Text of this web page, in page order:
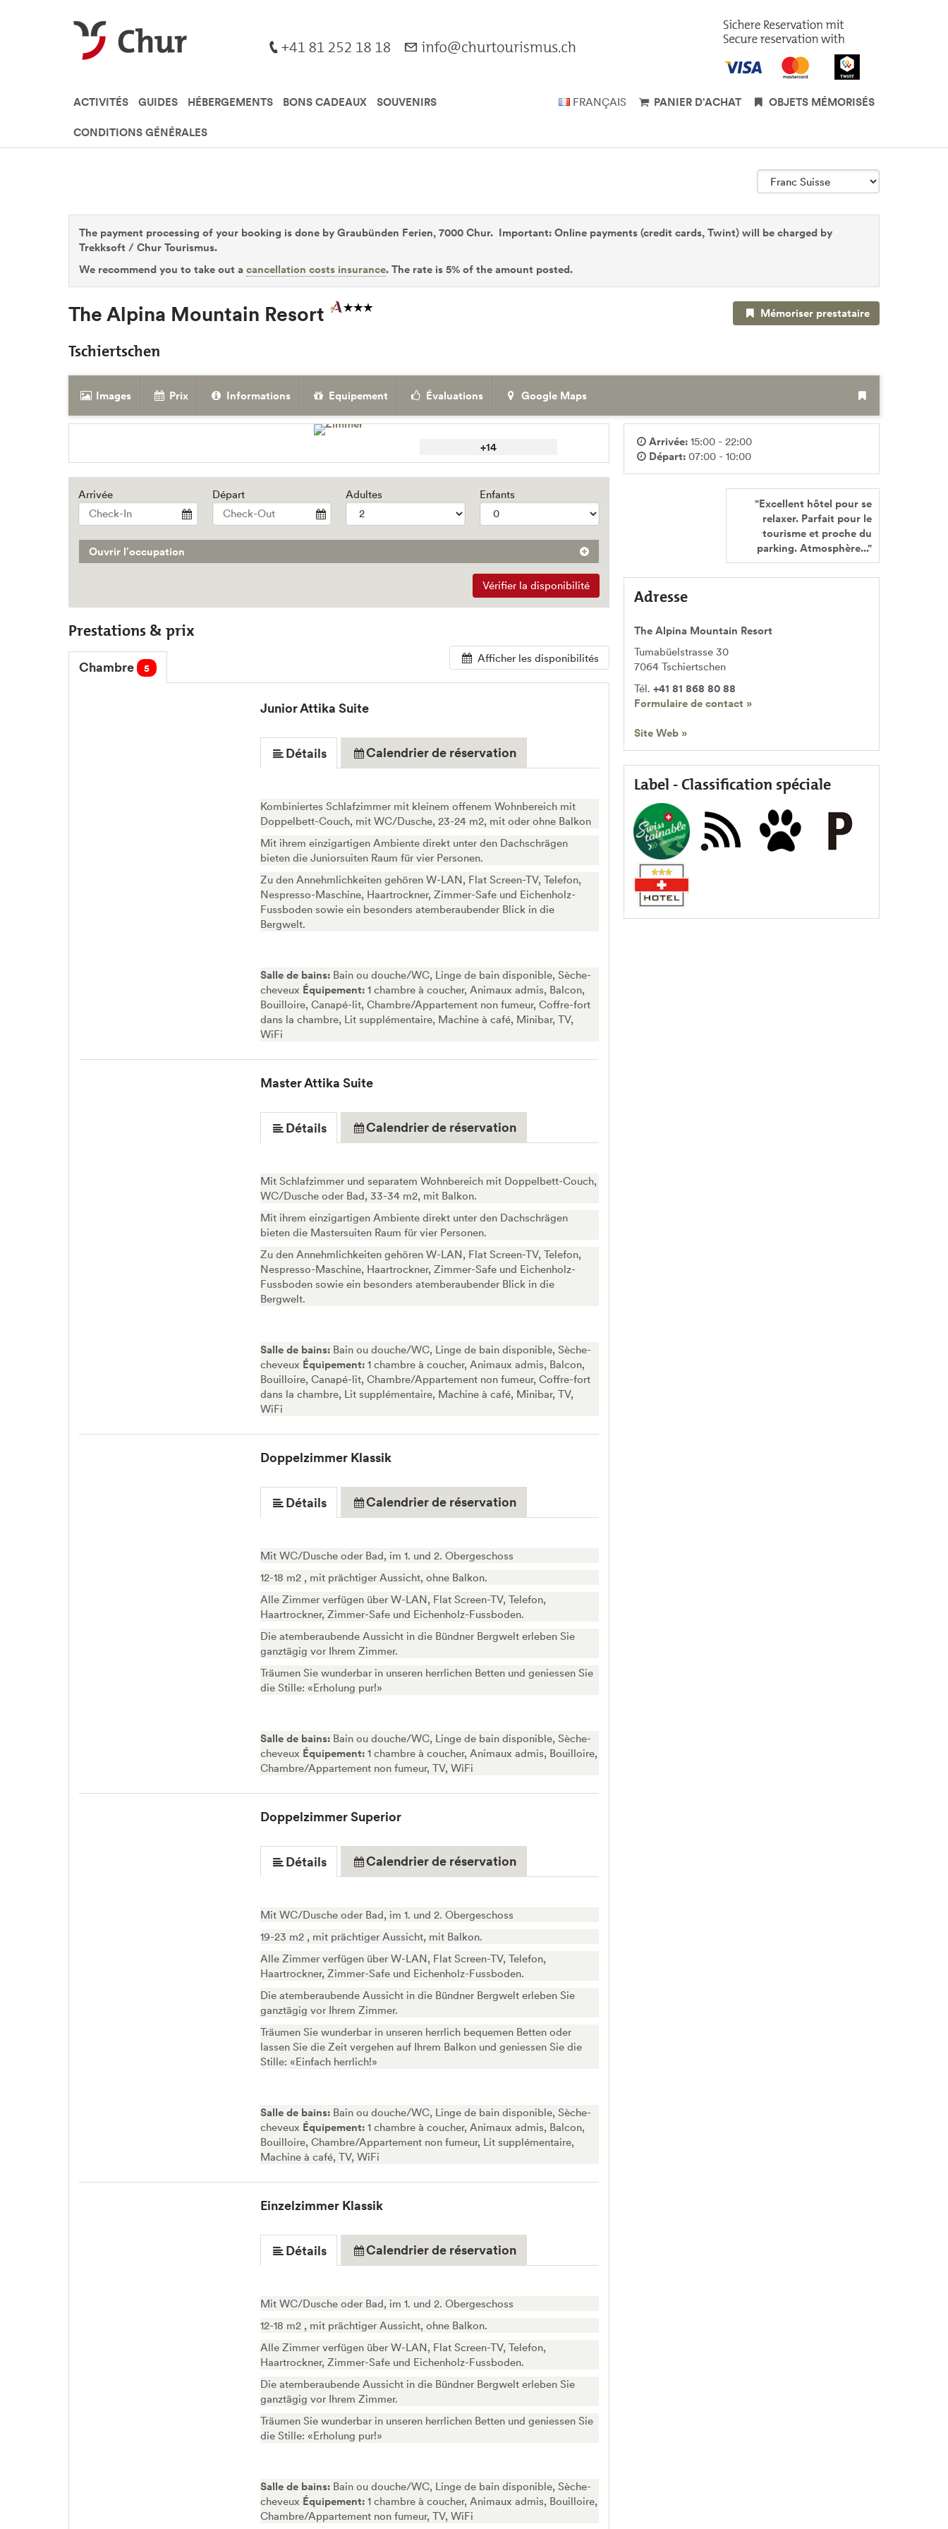
FRANÇAIS PANIER D'ACHAT OBJETS MÉMORISÉS
ACTIVITÉS GUIDES HÉBERGEMENTS BONS CADEAUX SOUVENIRS
CONDITIONS GÉNÉRALES
The payment processing of your booking is done by Graubünden Ferien, 7000 Chur. Important: Online payments (credit cards, Twint) will be charged by
Trekksoft / Chur Tourismus.
We recommend you to take out a cancellation costs insurance. The rate is 5% of the amount posted.
The Alpina Mountain Resort Mémoriser prestataire
Tschiertschen
Images Prix Informations Equipement Évaluations Google Maps
+14
Arrivée Départ Adultes Enfants
Ouvrir l'occupation
Vérifier la disponibilité
Afficher les disponibilités
Prestations & prix
Chambre 5
Junior Attika Suite
Détails Calendrier de réservation
Kombiniertes Schlafzimmer mit kleinem offenem Wohnbereich mit
Doppelbett-Couch, mit WC/Dusche, 23-24 m2, mit oder ohne Balkon
Mit ihrem einzigartigen Ambiente direkt unter den Dachschrägen
bieten die Juniorsuiten Raum für vier Personen.
Zu den Annehmlichkeiten gehören W-LAN, Flat Screen-TV, Telefon,
Nespresso-Maschine, Haartrockner, Zimmer-Safe und Eichenholz-
Fussboden sowie ein besonders atemberaubender Blick in die
Bergwelt.
Salle de bains: Bain ou douche/WC, Linge de bain disponible, Sèche-
cheveux Équipement:1 chambre à coucher, Animaux admis, Balcon,
Bouilloire, Canapé-lit, Chambre/Appartement non fumeur, Coffre-fort
dans la chambre, Lit supplémentaire, Machine à café, Minibar, TV,
WiFi
Master Attika Suite
Détails Calendrier de réservation
Mit Schlafzimmer und separatem Wohnbereich mit Doppelbett-Couch,
WC/Dusche oder Bad, 33-34 m2, mit Balkon.
Mit ihrem einzigartigen Ambiente direkt unter den Dachschrägen
bieten die Mastersuiten Raum für vier Personen.
Zu den Annehmlichkeiten gehören W-LAN, Flat Screen-TV, Telefon,
Nespresso-Maschine, Haartrockner, Zimmer-Safe und Eichenholz-
Fussboden sowie ein besonders atemberaubender Blick in die
Bergwelt.
Salle de bains: Bain ou douche/WC, Linge de bain disponible, Sèche-
cheveux Équipement:1 chambre à coucher, Animaux admis, Balcon,
Bouilloire, Canapé-lit, Chambre/Appartement non fumeur, Coffre-fort
dans la chambre, Lit supplémentaire, Machine à café, Minibar, TV,
WiFi
Doppelzimmer Klassik
Détails Calendrier de réservation
Mit WC/Dusche oder Bad, im 1. und 2. Obergeschoss
12-18 m2 , mit prächtiger Aussicht, ohne Balkon.
Alle Zimmer verfügen über W-LAN, Flat Screen-TV, Telefon,
Haartrockner, Zimmer-Safe und Eichenholz-Fussboden.
Die atemberaubende Aussicht in die Bündner Bergwelt erleben Sie
ganztägig vor Ihrem Zimmer.
Träumen Sie wunderbar in unseren herrlichen Betten und geniessen Sie
die Stille: «Erholung pur!»
Salle de bains: Bain ou douche/WC, Linge de bain disponible, Sèche-
cheveux Équipement:1 chambre à coucher, Animaux admis, Bouilloire,
Chambre/Appartement non fumeur, TV, WiFi
Doppelzimmer Superior
Détails Calendrier de réservation
Mit WC/Dusche oder Bad, im 1. und 2. Obergeschoss
19-23 m2 , mit prächtiger Aussicht, mit Balkon.
Alle Zimmer verfügen über W-LAN, Flat Screen-TV, Telefon,
Haartrockner, Zimmer-Safe und Eichenholz-Fussboden.
Die atemberaubende Aussicht in die Bündner Bergwelt erleben Sie
ganztägig vor Ihrem Zimmer.
Träumen Sie wunderbar in unseren herrlich bequemen Betten oder
lassen Sie die Zeit vergehen auf Ihrem Balkon und geniessen Sie die
Stille: «Einfach herrlich!»
Salle de bains: Bain ou douche/WC, Linge de bain disponible, Sèche-
cheveux Équipement:1 chambre à coucher, Animaux admis, Balcon,
Bouilloire, Chambre/Appartement non fumeur, Lit supplémentaire,
Machine à café, TV, WiFi
Einzelzimmer Klassik
Détails Calendrier de réservation
Mit WC/Dusche oder Bad, im 1. und 2. Obergeschoss
12-18 m2 , mit prächtiger Aussicht, ohne Balkon.
Alle Zimmer verfügen über W-LAN, Flat Screen-TV, Telefon,
Haartrockner, Zimmer-Safe und Eichenholz-Fussboden.
Die atemberaubende Aussicht in die Bündner Bergwelt erleben Sie
ganztägig vor Ihrem Zimmer.
Träumen Sie wunderbar in unseren herrlichen Betten und geniessen Sie
die Stille: «Erholung pur!»
Salle de bains: Bain ou douche/WC, Linge de bain disponible, Sèche-
cheveux Équipement:1 chambre à coucher, Animaux admis, Bouilloire,
Chambre/Appartement non fumeur, TV, WiFi
Arrivée:15:00 - 22:00
Départ:07:00 - 10:00
"Excellent hôtel pour se
relaxer. Parfait pour le
tourisme et proche du
parking. Atmosphère..."
Adresse
The Alpina Mountain Resort
Tumabüelstrasse 30
7064 Tschiertschen
Tél. +41 81 868 80 88
Formulaire de contact »
Site Web »
Label - Classification spéciale